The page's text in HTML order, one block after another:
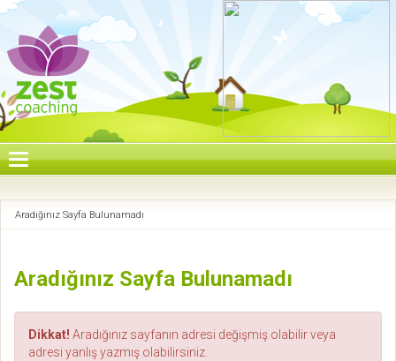
Aradığınız Sayfa Bulunamadı
Aradığınız Sayfa Bulunamadı
Dikkat! Aradığınız sayfanın adresi değişmiş olabilir veya
adresi yanlış yazmış olabilirsiniz.